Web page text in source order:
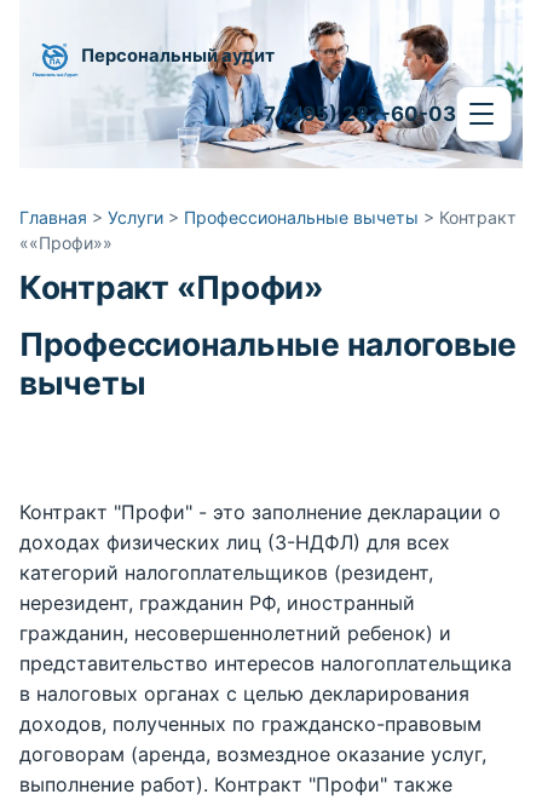
Персональный аудит
+7 (495) 287-60-03
Главная > Услуги > Профессиональные вычеты > Контракт
««Профи»»
Контракт «Профи»
Профессиональные налоговые
вычеты
Контракт "Профи" - это заполнение декларации о
доходах физических лиц (3-НДФЛ) для всех
категорий налогоплательщиков (резидент,
нерезидент, гражданин РФ, иностранный
гражданин, несовершеннолетний ребенок) и
представительство интересов налогоплательщика
в налоговых органах с целью декларирования
доходов, полученных по гражданско-правовым
договорам (аренда, возмездное оказание услуг,
выполнение работ). Контракт "Профи" также